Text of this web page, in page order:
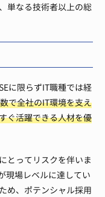
単なる技術者以上の総
に限らずIT職種では経
で全社のIT環境を支え
ぐ活躍できる人材を優
とってリスクを伴いま
現場レベルに達してい
め、ポテンシャル採用